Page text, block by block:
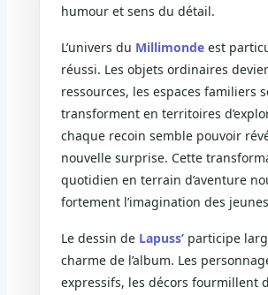
humour et sens du détail.
L’univers du Millimonde est
réussi. Les objets ordinaires
ressources, les espaces familiers
transforment en territoires
chaque recoin semble pouvoir
nouvelle surprise. Cette
quotidien en terrain d’aventure
fortement l’imagination des
Le dessin de Lapuss’ participe
charme de l’album. Les
expressifs, les décors fourmillent